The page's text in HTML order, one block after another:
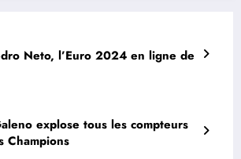
Neto, l’Euro 2024 en ligne de
explose tous les compteurs
Champions